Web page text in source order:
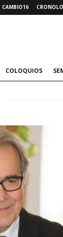
CAMBIO16
COLOQUIOS